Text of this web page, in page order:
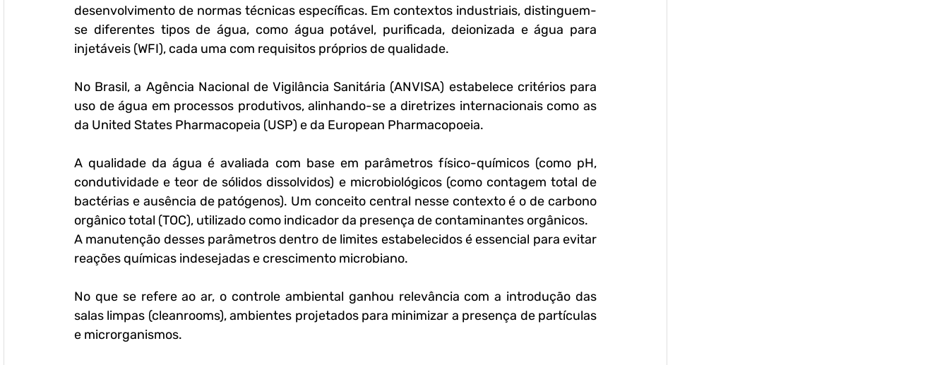
desenvolvimento de normas técnicas específicas. Em contextos industriais, distinguem-
se diferentes tipos de água, como água potável, purificada, deionizada e água para
injetáveis (WFI), cada uma com requisitos próprios de qualidade.
No Brasil, a Agência Nacional de Vigilância Sanitária (ANVISA) estabelece critérios para
uso de água em processos produtivos, alinhando-se a diretrizes internacionais como as
da United States Pharmacopeia (USP) e da European Pharmacopoeia.
A qualidade da água é avaliada com base em parâmetros físico-químicos (como pH,
condutividade e teor de sólidos dissolvidos) e microbiológicos (como contagem total de
bactérias e ausência de patógenos). Um conceito central nesse contexto é o de carbono
orgânico total (TOC), utilizado como indicador da presença de contaminantes orgânicos.
A manutenção desses parâmetros dentro de limites estabelecidos é essencial para evitar
reações químicas indesejadas e crescimento microbiano.
No que se refere ao ar, o controle ambiental ganhou relevância com a introdução das
salas limpas (cleanrooms), ambientes projetados para minimizar a presença de partículas
e microrganismos.